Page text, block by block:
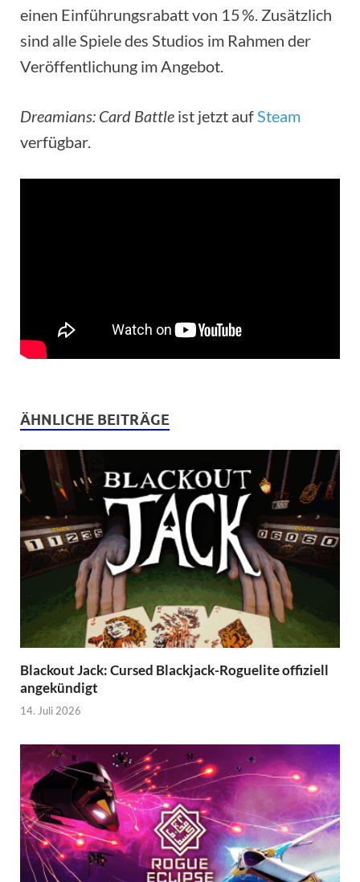
einen Einführungsrabatt von 15 %. Zusätzlich
sind alle Spiele des Studios im Rahmen der
Veröffentlichung im Angebot.
Dreamians: Card Battle ist jetzt aufSteam
verfügbar.
ÄHNLICHE BEITRÄGE
Blackout Jack: Cursed Blackjack-Roguelite offiziell
angekündigt
14. Juli 2026